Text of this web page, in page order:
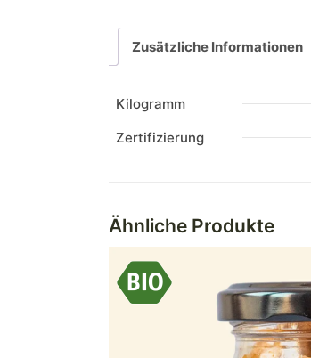
Zusätzliche Informationen
Kilogramm
Zertifizierung
Ähnliche Produkte